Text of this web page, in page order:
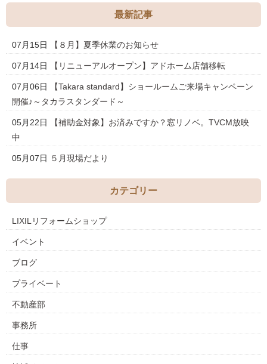
最新記事
07月15日 【８月】夏季休業のお知らせ
07月14日 【リニューアルオープン】アドホーム店舗移転
07月06日
【Takara standard】ショールームご来場キャンペーン
開催♪～タカラスタンダード～
05月22日
【補助金対象】お済みですか？窓リノベ。TVCM放映
中
05月07日 ５月現場だより
カテゴリー
LIXILリフォームショップ
イベント
ブログ
プライベート
不動産部
事務所
仕事